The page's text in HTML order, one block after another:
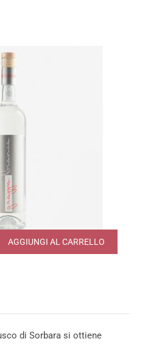
AGGIUNGI AL CARRELLO
di Sorbara si ottiene